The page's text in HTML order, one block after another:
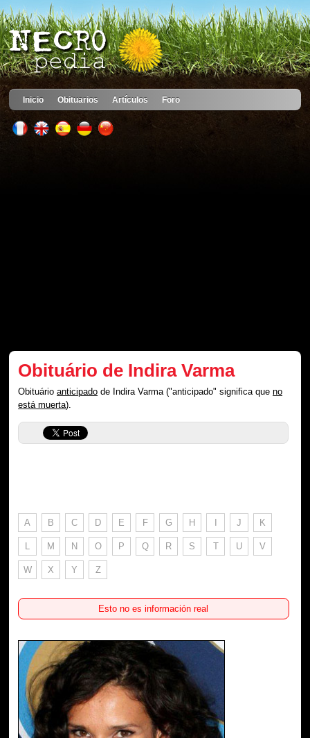
Inicio Obituarios Artículos Foro
Obituário de Indira Varma
Obituárioanticipado de Indira Varma ("anticipado" significa queno
está muerta).
A B C D E F G H I J K
L M N O P Q R S T U V
W X Y Z
Esto no es información real